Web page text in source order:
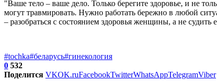
"Ваше тело – ваше дело. Только берегите здоровье, и не
могут травмировать. Нужно работать бережно в любой
– разобраться с состоянием здоровья женщины, а не
#tochka#беларусь#гинекология
0 532
Поделится VKOK.ruFacebookTwitterWhatsAppTelegramViber